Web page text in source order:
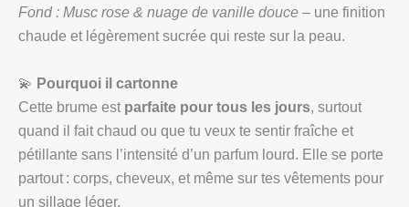
Fond : Musc rose & nuage de vanille douce – une finition
chaude et légèrement sucrée qui reste sur la peau.
💫 Pourquoi il cartonne
Cette brume est parfaite pour tous les jours, surtout
quand il fait chaud ou que tu veux te sentir fraîche et
pétillante sans l’intensité d’un parfum lourd. Elle se porte
partout : corps, cheveux, et même sur tes vêtements pour
un sillage léger.